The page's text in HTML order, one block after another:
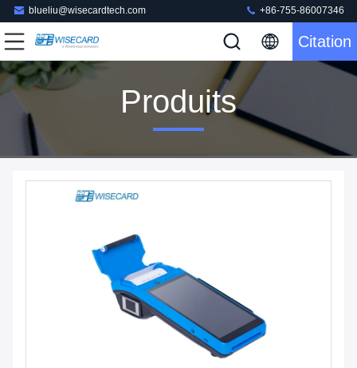
blueliu@wisecardtech.com +86-755-86007346
Citation
Produits